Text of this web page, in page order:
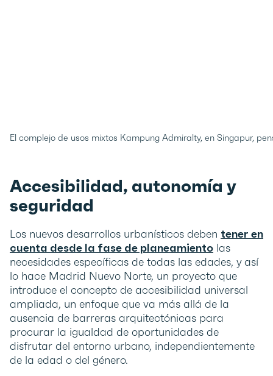
El complejo de usos mixtos Kampung Admiralty, en Singapur,
Accesibilidad, autonomía y
seguridad
Los nuevos desarrollos urbanísticos deben tener en
cuenta desde la fase de planeamiento las
necesidades específicas de todas las edades, y así
lo hace Madrid Nuevo Norte, un proyecto que
introduce el concepto de accesibilidad universal
ampliada, un enfoque que va más allá de la
ausencia de barreras arquitectónicas para
procurar la igualdad de oportunidades de
disfrutar del entorno urbano, independientemente
de la edad o del género.